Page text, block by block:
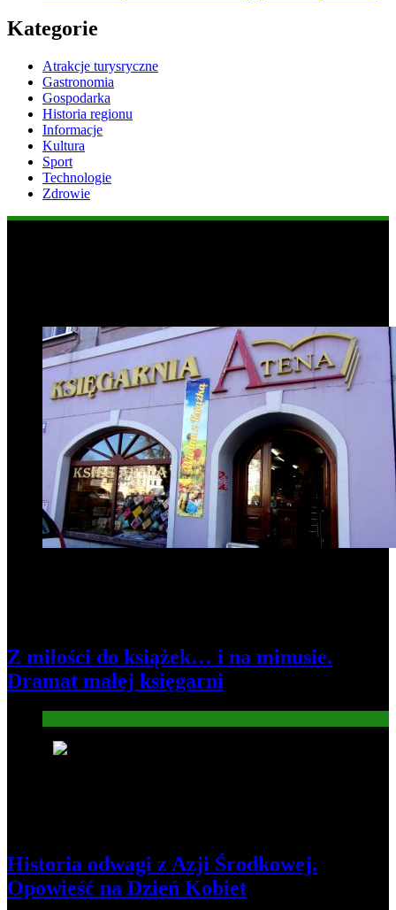
Kategorie
Atrakcje turysryczne
Gastronomia
Gospodarka
Historia regionu
Informacje
Kultura
Sport
Technologie
Zdrowie
Z miłości do książek… i na minusie.
Dramat małej księgarni
Historia odwagi z Azji Środkowej.
Opowieść na Dzień Kobiet